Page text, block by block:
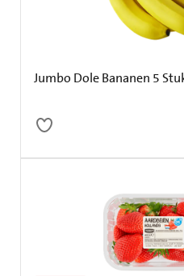
Jumbo Dole Bananen 5